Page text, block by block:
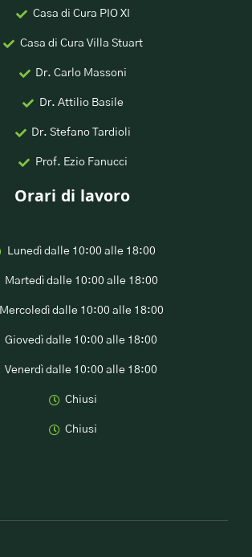
Casa di Cura PIO XI
Casa di Cura Villa Stuart
Dr. Carlo Massoni
Dr. Attilio Basile
Dr. Stefano Tardioli
Prof. Ezio Fanucci
Orari di lavoro
Lunedì dalle 10:00 alle 18:00
Martedì dalle 10:00 alle 18:00
Mercoledì dalle 10:00 alle 18:00
Giovedì dalle 10:00 alle 18:00
Venerdì dalle 10:00 alle 18:00
Chiusi
Chiusi